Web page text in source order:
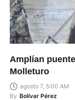
Amplían
Molleturo
agosto 7, 5:00 AM
By Bolívar Pérez